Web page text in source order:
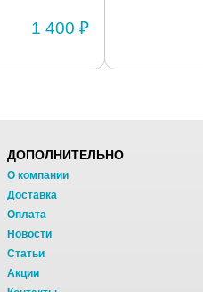
1 400 ₽
ДОПОЛНИТЕЛЬНО
О компании
Доставка
Оплата
Новости
Статьи
Акции